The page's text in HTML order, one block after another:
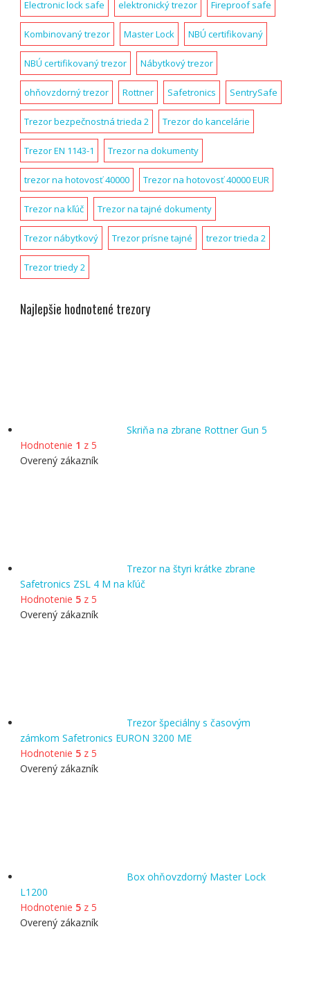
Electronic lock safe elektronický trezor Fireproof safe
Kombinovaný trezor Master Lock NBÚ certifikovaný
NBÚ certifikovaný trezor Nábytkový trezor
ohňovzdorný trezor Rottner Safetronics SentrySafe
Trezor bezpečnostná trieda 2 Trezor do kancelárie
Trezor EN 1143-1 Trezor na dokumenty
trezor na hotovosť 40000 Trezor na hotovosť 40000 EUR
Trezor na kľúč Trezor na tajné dokumenty
Trezor nábytkový Trezor prísne tajné trezor trieda 2
Trezor triedy 2
Najlepšie hodnotené trezory
Skriňa na zbrane Rottner Gun 5
Hodnotenie 1 z 5
Overený zákazník
Trezor na štyri krátke zbrane
Safetronics ZSL 4 M na kľúč
Hodnotenie 5z 5
Overený zákazník
Trezor špeciálny s časovým
zámkom Safetronics EURON 3200 ME
Hodnotenie 5z 5
Overený zákazník
Box ohňovzdorný Master Lock
L1200
Hodnotenie 5z 5
Overený zákazník